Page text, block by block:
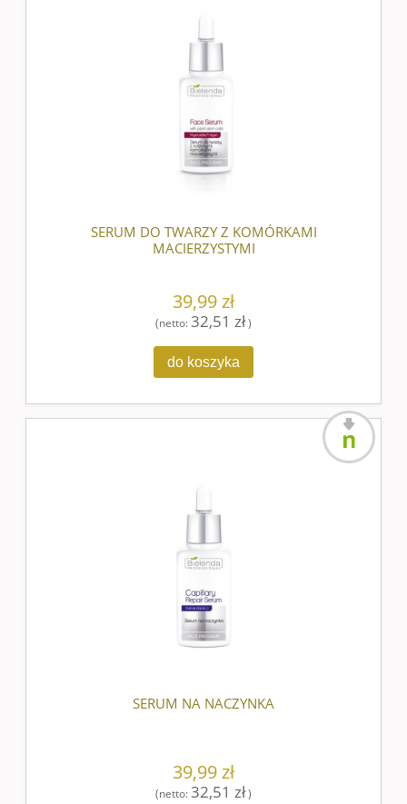
SERUM DO TWARZY Z KOMÓRKAMI
MACIERZYSTYMI
39,99 zł
(netto:32,51 zł)
do koszyka
SERUM NA NACZYNKA
39,99 zł
(netto:32,51 zł)